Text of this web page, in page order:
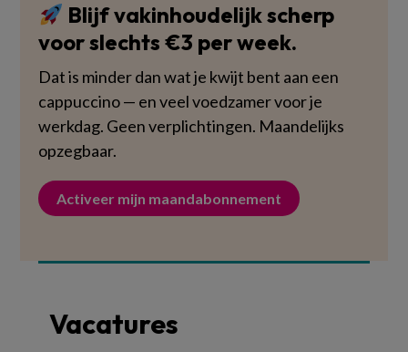
Blijf vakinhoudelijk scherp
voor slechts €3 per week.
Dat is minder dan wat je kwijt bent aan een
cappuccino — en veel voedzamer voor je
werkdag. Geen verplichtingen. Maandelijks
opzegbaar.
Activeer mijn maandabonnement
Vacatures